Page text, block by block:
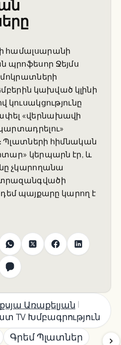
համալսարանի
պրոֆեսոր Ջեյմս
կախված կլինի
կուսակցությունը
«վերնախավի
Պլատների հիմնական
կերպարն էր, և
չկարողանա
դեմ պայքարը կարող է
Առաքելյան |
TV Խմբագրություն
Գրեմ Պլատներ